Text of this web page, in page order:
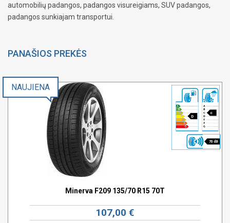
automobilių padangos, padangos visureigiams, SUV padangos,
padangos sunkiajam transportui.
PANAŠIOS PREKĖS
D
c
70 dB
NAUJIENA
Minerva F209 135/70 R15 70T
107,00 €